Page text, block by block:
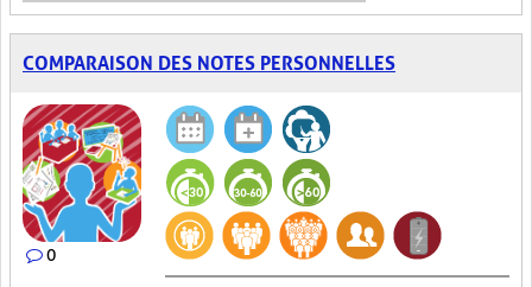
COMPARAISON DES NOTES PERSONNELLES
0